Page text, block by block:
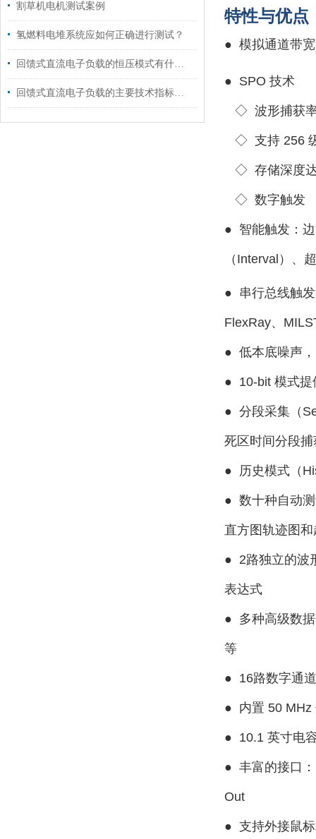
割草机电机测试案例
氢燃料电堆系统应如何正确进行测试？
回馈式直流电子负载的恒压模式有什么用途?
回馈式直流电子负载的主要技术指标说明
特性与优点
● 模拟通道带
● SPO 技术
◇ 波形捕获
◇ 支持 256
◇ 存储深度
◇ 数字触发
● 智能触发：
（Interval）、
● 串行总线触
FlexRay、
● 低本底噪声
● 10-bit 模式
● 分段采集（
死区时间分段
● 历史模式（
● 数十种自动
直方图轨迹图
● 2路独立的波
表达式
● 多种高级数
等
● 16路数字通
● 内置 50
● 10.1 英寸电
● 丰富的接口
Out
● 支持外接鼠